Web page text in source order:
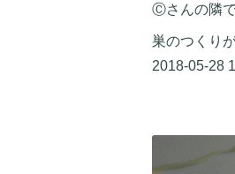
Ⓒさんの隣で
巣のつくり
2018-05-28